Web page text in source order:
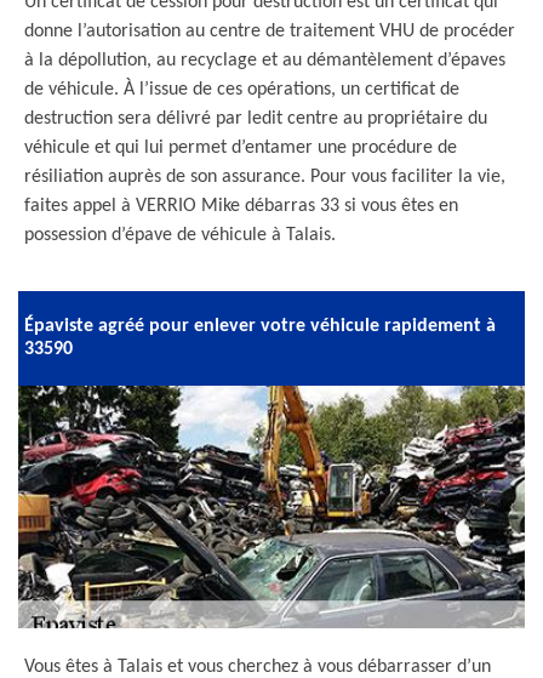
donne l’autorisation au centre de traitement VHU de procéder
à la dépollution, au recyclage et au démantèlement d’épaves
de véhicule. À l’issue de ces opérations, un certificat de
destruction sera délivré par ledit centre au propriétaire du
véhicule et qui lui permet d’entamer une procédure de
résiliation auprès de son assurance. Pour vous faciliter la vie,
faites appel à VERRIO Mike débarras 33 si vous êtes en
possession d’épave de véhicule à Talais.
Épaviste agréé pour enlever votre véhicule rapidement à
33590
Vous êtes à Talais et vous cherchez à vous débarrasser d’un